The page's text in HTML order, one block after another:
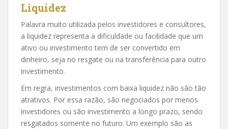
Liquidez
Palavra muito utilizada pelos investidores e consultores,
a liquidez representa a dificuldade ou facilidade que um
ativo ou investimento tem de ser convertido em
dinheiro, seja no resgate ou na transferência para outro
investimento.
Em regra, investimentos com baixa liquidez não são tão
atrativos. Por essa razão, são negociados por menos
investidores ou são investimento a longo prazo, sendo
resgatados somente no futuro. Um exemplo são as